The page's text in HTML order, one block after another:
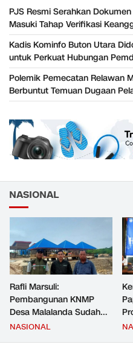
PJS Resmi Serahkan
Masuki Tahap Verifikasi
Kadis Kominfo Buton Utara
untuk Perkuat Hubungan
Polemik Pemecatan Relawan
Berbuntut Temuan Dugaan
NASIONAL
Rafli Marsuli:
Pembangunan KNMP
Desa Malalanda Sudah
Mencapai 69 Persen dan
NASIONAL